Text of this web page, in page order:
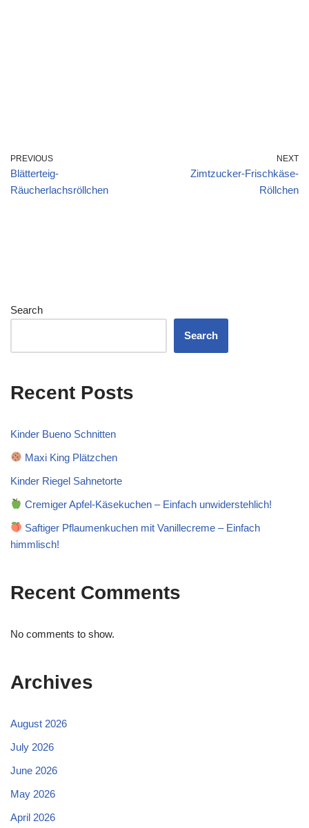
PREVIOUS
Blätterteig-
Räucherlachsröllchen
NEXT
Zimtzucker-Frischkäse-
Röllchen
Search
Search
Recent Posts
Kinder Bueno Schnitten
Maxi King Plätzchen
Kinder Riegel Sahnetorte
Cremiger Apfel-Käsekuchen – Einfach unwiderstehlich!
Saftiger Pflaumenkuchen mit Vanillecreme – Einfach
himmlisch!
Recent Comments
No comments to show.
Archives
August 2026
July 2026
June 2026
May 2026
April 2026